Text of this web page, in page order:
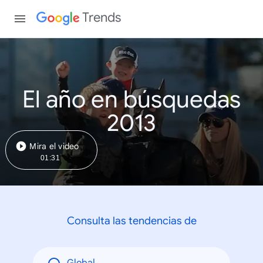
Trends
El año en búsquedas
2013
Mira el video
01:31
Consulta las tendencias de